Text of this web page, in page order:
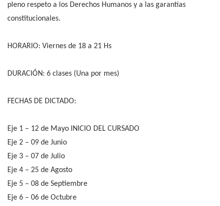
pleno respeto a los Derechos Humanos y a las garantías
constitucionales.
HORARIO: Viernes de 18 a 21 Hs
DURACIÓN: 6 clases (Una por mes)
FECHAS DE DICTADO:
Eje 1 – 12 de Mayo INICIO DEL CURSADO
Eje 2 – 09 de Junio
Eje 3 – 07 de Julio
Eje 4 – 25 de Agosto
Eje 5 – 08 de Septiembre
Eje 6 – 06 de Octubre